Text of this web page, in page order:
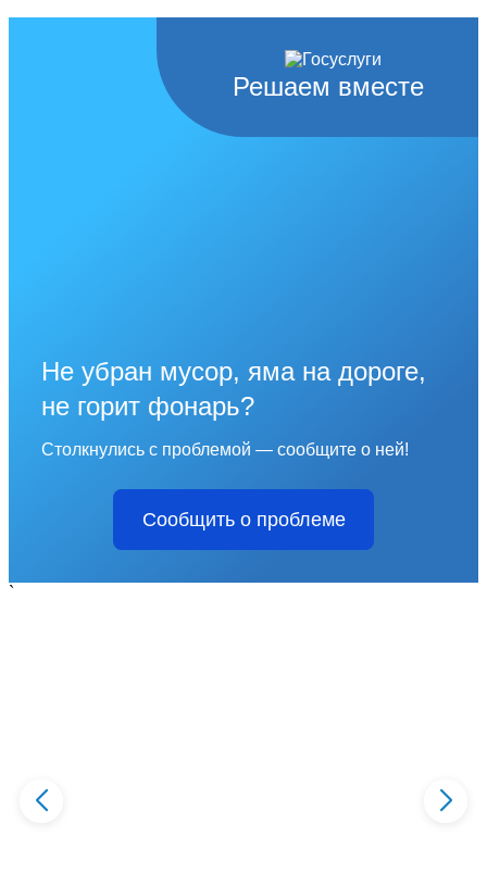
Решаем вместе
Не убран мусор, яма на дороге,
не горит фонарь?
Столкнулись с проблемой — сообщите о ней!
Сообщить о проблеме
`